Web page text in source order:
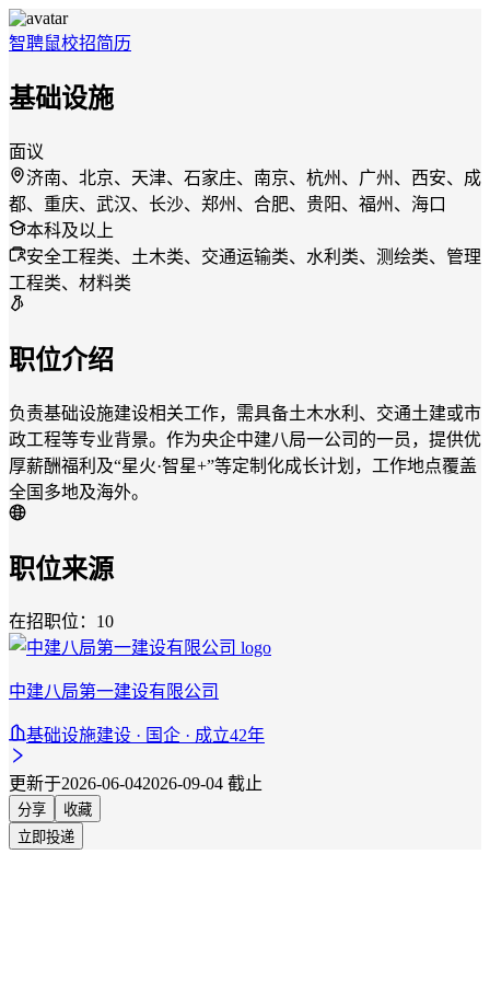
智聘鼠校招简历
基础设施
面议
济南、北京、天津、石家庄、南京、杭州、广州、西安、成
都、重庆、武汉、长沙、郑州、合肥、贵阳、福州、海口
本科及以上
安全工程类、土木类、交通运输类、水利类、测绘类、管理
工程类、材料类
职位介绍
负责基础设施建设相关工作，需具备土木水利、交通土建或市
政工程等专业背景。作为央企中建八局一公司的一员，提供优
厚薪酬福利及“星火·智星+”等定制化成长计划，工作地点覆盖
全国多地及海外。
职位来源
在招职位：10
中建八局第一建设有限公司
基础设施建设 · 国企 · 成立42年
更新于2026-06-042026-09-04 截止
分享
收藏
立即投递